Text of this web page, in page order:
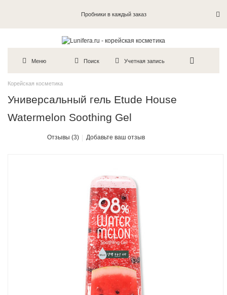
Пробники в каждый заказ
Меню Поиск Учетная запись
Корейская косметика
Универсальный гель Etude House
Watermelon Soothing Gel
Отзывы (3) Добавьте ваш отзыв